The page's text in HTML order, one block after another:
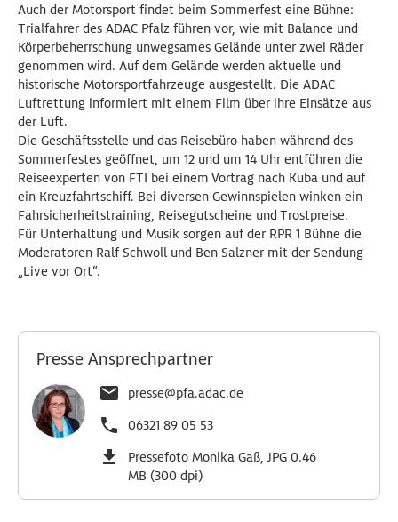
Auch der Motorsport findet beim Sommerfest eine Bühne:
Trialfahrer des ADAC Pfalz führen vor, wie mit Balance und
Körperbeherrschung unwegsames Gelände unter zwei Räder
genommen wird. Auf dem Gelände werden aktuelle und
historische Motorsportfahrzeuge ausgestellt. Die ADAC
Luftrettung informiert mit einem Film über ihre Einsätze aus
der Luft.
Die Geschäftsstelle und das Reisebüro haben während des
Sommerfestes geöffnet, um 12 und um 14 Uhr entführen die
Reiseexperten von FTI bei einem Vortrag nach Kuba und auf
ein Kreuzfahrtschiff. Bei diversen Gewinnspielen winken ein
Fahrsicherheitstraining, Reisegutscheine und Trostpreise.
Für Unterhaltung und Musik sorgen auf der RPR 1 Bühne die
Moderatoren Ralf Schwoll und Ben Salzner mit der Sendung
„Live vor Ort“.
Presse Ansprechpartner
presse@pfa.adac.de
06321 89 05 53
Pressefoto Monika Gaß, JPG 0.46
MB (300 dpi)